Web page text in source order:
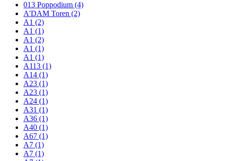
013 Poppodium (4)
A'DAM Toren (2)
A1 (2)
A1 (1)
A1 (2)
A1 (1)
A1 (1)
A113 (1)
A14 (1)
A23 (1)
A23 (1)
A24 (1)
A31 (1)
A36 (1)
A40 (1)
A67 (1)
A7 (1)
A7 (1)